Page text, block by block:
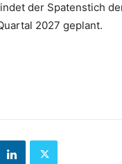
der Spatenstich
2027 geplant.